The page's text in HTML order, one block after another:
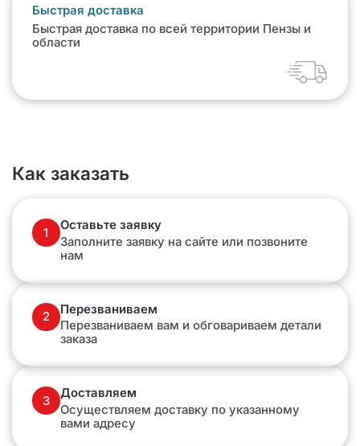
Быстрая доставка
Быстрая доставка по всей территории Пензы и
области
Как заказать
1
Оставьте заявку
Заполните заявку на сайте или позвоните
нам
2
Перезваниваем
Перезваниваем вам и обговариваем детали
заказа
3
Доставляем
Осуществляем доставку по указанному
вами адресу